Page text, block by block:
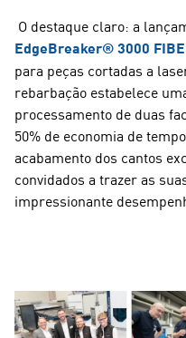
O destaque claro: a
EdgeBreaker® 3000
para peças cortadas a
rebarbação estabelece
processamento de duas
50% de economia de
acabamento dos cantos
convidados a trazer as
impressionante